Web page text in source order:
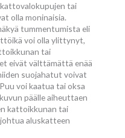
tai
olla moninaisia.
tummentumista eli
voi olla ylittynyt,
tai
eivät välttämättä enää
suojahatut voivat
voi kaatua tai oksa
päälle aiheuttaen
kattoikkunan tai
aluskatteen